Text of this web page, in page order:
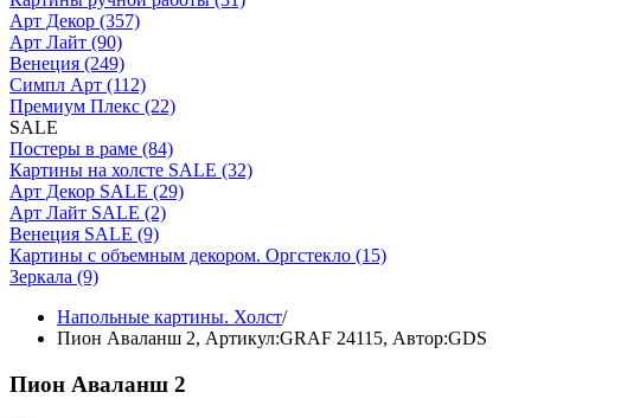
Арт Декор (357)
Арт Лайт (90)
Венеция (249)
Симпл Арт (112)
Премиум Плекс (22)
SALE
Постеры в раме (84)
Картины на холсте SALE (32)
Арт Декор SALE (29)
Арт Лайт SALE (2)
Венеция SALE (9)
Картины с объемным декором. Оргстекло (15)
Зеркала (9)
Напольные картины. Холст/
Пион Аваланш 2, Артикул:GRAF 24115, Автор:GDS
Пион Аваланш 2